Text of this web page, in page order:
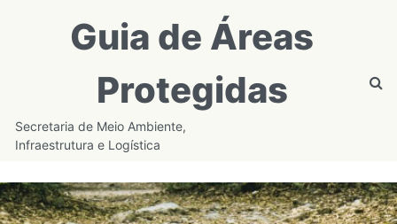
Guia de Áreas
Protegidas
Secretaria de Meio Ambiente,
Infraestrutura e Logística